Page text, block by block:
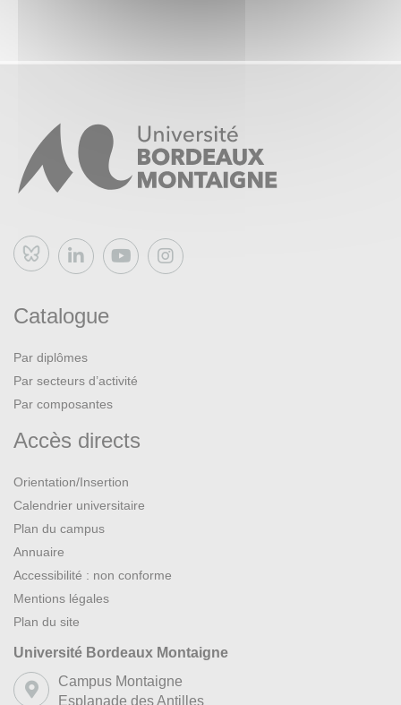
Bluesky
Catalogue
Par diplômes
Par secteurs d’activité
Par composantes
Accès directs
Orientation/Insertion
Calendrier universitaire
Plan du campus
Annuaire
Accessibilité : non conforme
Mentions légales
Plan du site
Université Bordeaux Montaigne
Campus Montaigne
Esplanade des Antilles